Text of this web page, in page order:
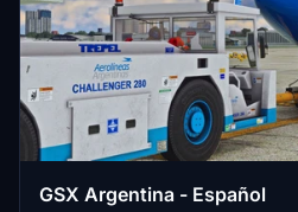
GSX Argentina - Español